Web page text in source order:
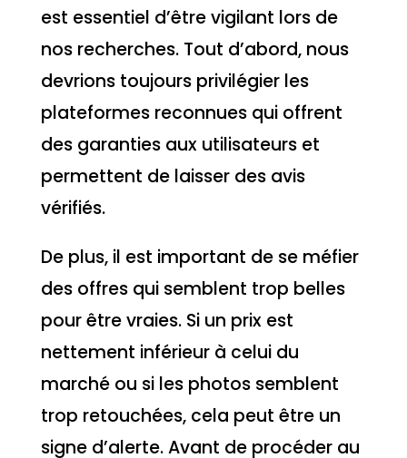
est essentiel d’être vigilant lors de
nos recherches. Tout d’abord, nous
devrions toujours privilégier les
plateformes reconnues qui offrent
des garanties aux utilisateurs et
permettent de laisser des avis
vérifiés.
De plus, il est important de se méfier
des offres qui semblent trop belles
pour être vraies. Si un prix est
nettement inférieur à celui du
marché ou si les photos semblent
trop retouchées, cela peut être un
signe d’alerte. Avant de procéder au